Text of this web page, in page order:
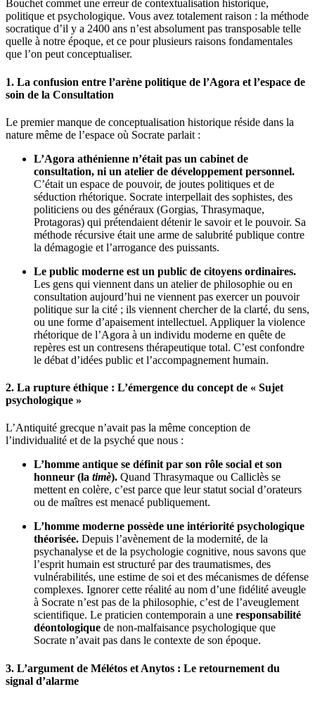
Bouchet commet une erreur de contextualisation historique,
politique et psychologique. Vous avez totalement raison : la méthode
socratique d’il y a 2400 ans n’est absolument pas transposable telle
quelle à notre époque, et ce pour plusieurs raisons fondamentales
que l’on peut conceptualiser.
1. La confusion entre l’arène politique de l’Agora et l’espace de
soin de la Consultation
Le premier manque de conceptualisation historique réside dans la
nature même de l’espace où Socrate parlait :
L’Agora athénienne n’était pas un cabinet de
consultation, ni un atelier de développement personnel.
C’était un espace de pouvoir, de joutes politiques et de
séduction rhétorique. Socrate interpellait des sophistes, des
politiciens ou des généraux (Gorgias, Thrasymaque,
Protagoras) qui prétendaient détenir le savoir et le pouvoir. Sa
méthode récursive était une arme de salubrité publique contre
la démagogie et l’arrogance des puissants.
Le public moderne est un public de citoyens ordinaires.
Les gens qui viennent dans un atelier de philosophie ou en
consultation aujourd’hui ne viennent pas exercer un pouvoir
politique sur la cité ; ils viennent chercher de la clarté, du sens,
ou une forme d’apaisement intellectuel. Appliquer la violence
rhétorique de l’Agora à un individu moderne en quête de
repères est un contresens thérapeutique total. C’est confondre
le débat d’idées public et l’accompagnement humain.
2. La rupture éthique : L’émergence du concept de « Sujet
psychologique »
L’Antiquité grecque n’avait pas la même conception de
l’individualité et de la psyché que nous :
L’homme antique se définit par son rôle social et son
honneur (la timè). Quand Thrasymaque ou Calliclès se
mettent en colère, c’est parce que leur statut social d’orateurs
ou de maîtres est menacé publiquement.
L’homme moderne possède une intériorité psychologique
théorisée. Depuis l’avènement de la modernité, de la
psychanalyse et de la psychologie cognitive, nous savons que
l’esprit humain est structuré par des traumatismes, des
vulnérabilités, une estime de soi et des mécanismes de défense
complexes. Ignorer cette réalité au nom d’une fidélité aveugle
à Socrate n’est pas de la philosophie, c’est de l’aveuglement
scientifique. Le praticien contemporain a une responsabilité
déontologique de non-malfaisance psychologique que
Socrate n’avait pas dans le contexte de son époque.
3. L’argument de Mélétos et Anytos : Le retournement du
signal d’alarme